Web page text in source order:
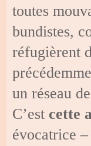
toutes
bundistes,
réfugièrent
un réseau
C’est cette
évocatrice